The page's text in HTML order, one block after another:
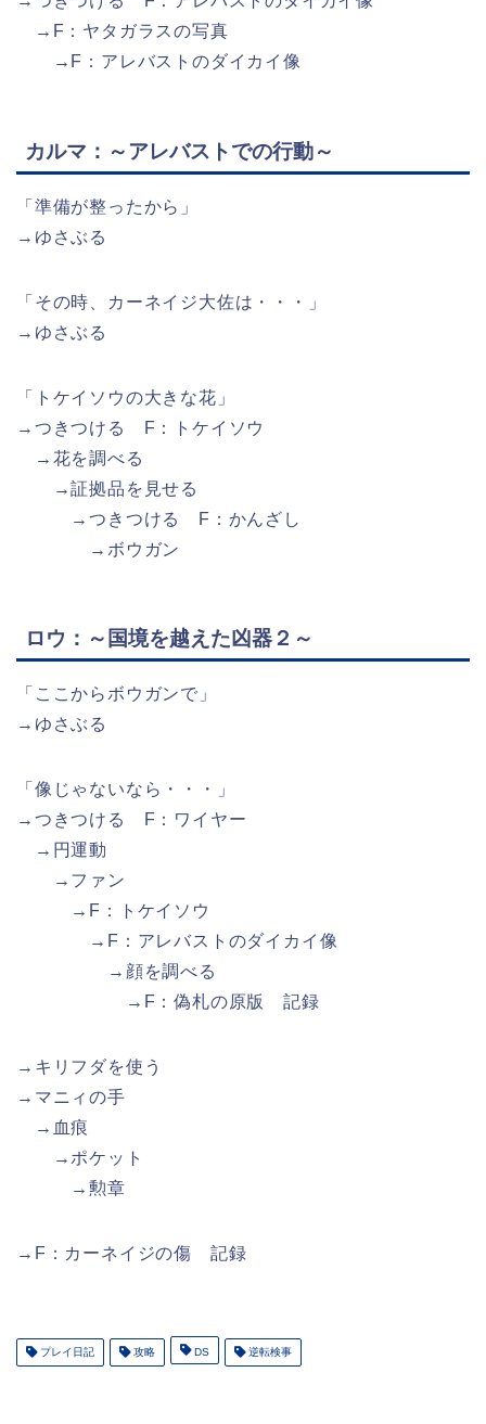
→F：ヤタガラスの写真
→F：アレバストのダイカイ像
カルマ：～アレバストでの行動～
「準備が整ったから」
→ゆさぶる
「その時、カーネイジ大佐は・・・」
→ゆさぶる
「トケイソウの大きな花」
→つきつける F：トケイソウ
→花を調べる
→証拠品を見せる
→つきつける F：かんざし
→ボウガン
ロウ：～国境を越えた凶器２～
「ここからボウガンで」
→ゆさぶる
「像じゃないなら・・・」
→つきつける F：ワイヤー
→円運動
→ファン
→F：トケイソウ
→F：アレバストのダイカイ像
→顔を調べる
→F：偽札の原版 記録
→キリフダを使う
→マニィの手
→血痕
→ポケット
→勲章
→F：カーネイジの傷 記録
プレイ日記 攻略 DS 逆転検事